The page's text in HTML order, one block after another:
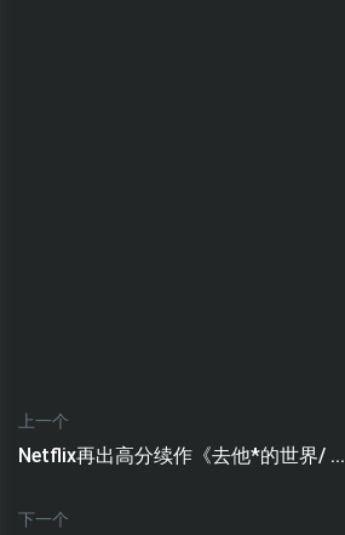
上一个
Netflix再出高分续作《去他*的世界/ ...
下一个